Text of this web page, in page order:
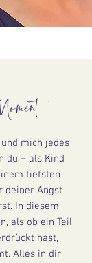
mich jedes
du – als Kind
tiefsten
deiner Angst
In diesem
als ob ein Teil
hast,
Alles in dir